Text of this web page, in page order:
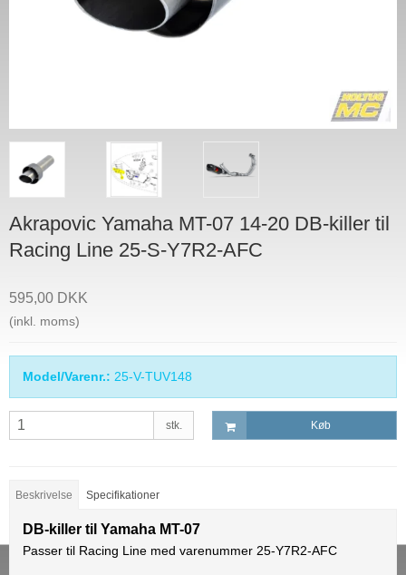
Akrapovic Yamaha MT-07 14-20 DB-killer til
Racing Line 25-S-Y7R2-AFC
595,00 DKK
(inkl. moms)
Model/Varenr.: 25-V-TUV148
stk. Køb
Beskrivelse Specifikationer
DB-killer til Yamaha MT-07
Passer til Racing Line med varenummer 25-Y7R2-AFC